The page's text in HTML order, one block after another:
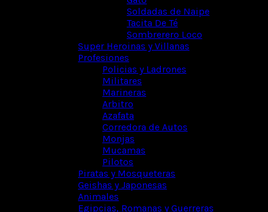
Soldadas de Naipe
Tacita De Té
Sombrerero Loco
Super Heroinas y Villanas
Profesiones
Policias y Ladrones
Militares
Marineras
Arbitro
Azafata
Corredora de Autos
Monjas
Mucamas
Pilotos
Piratas y Mosqueteras
Geishas y Japonesas
Animales
Egipcias, Romanas y Guerreras